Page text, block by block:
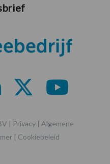
| Privacy | Algemene
| Cookiebeleid